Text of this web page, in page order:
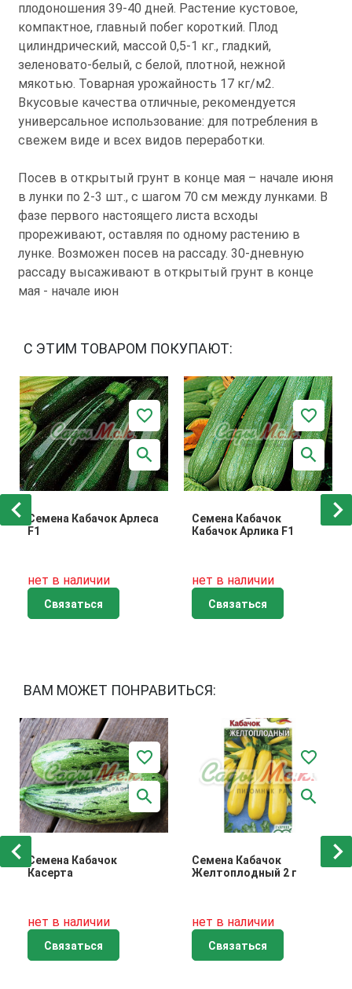
плодоношения 39-40 дней. Растение кустовое,
компактное, главный побег короткий. Плод
цилиндрический, массой 0,5-1 кг., гладкий,
зеленовато-белый, с белой, плотной, нежной
мякотью. Товарная урожайность 17 кг/м2.
Вкусовые качества отличные, рекомендуется
универсальное использование: для потребления в
свежем виде и всех видов переработки.
Посев в открытый грунт в конце мая – начале июня
в лунки по 2-3 шт., с шагом 70 см между лунками. В
фазе первого настоящего листа всходы
прореживают, оставляя по одному растению в
лунке. Возможен посев на рассаду. 30-дневную
рассаду высаживают в открытый грунт в конце
мая - начале июн
С ЭТИМ ТОВАРОМ ПОКУПАЮТ:
Семена Кабачок Арлеса
F1
нет в наличии
Связаться
Семена Кабачок
Кабачок Арлика F1
нет в наличии
Связаться
ВАМ МОЖЕТ ПОНРАВИТЬСЯ:
Семена Кабачок
Касерта
нет в наличии
Связаться
Семена Кабачок
Желтоплодный 2 г
нет в наличии
Связаться